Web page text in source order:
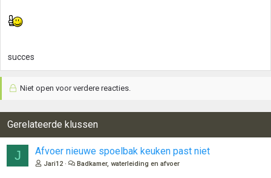
succes
Niet open voor verdere reacties.
Gerelateerde klussen
J Afvoer nieuwe spoelbak keuken past niet
Jari12 Badkamer, waterleiding en afvoer